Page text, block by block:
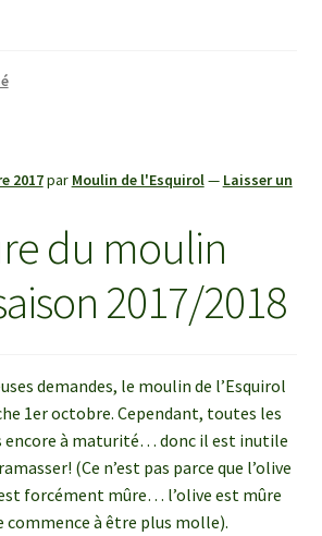
2017par Moulin de l'Esquirol— Laisser un
du moulin
2017/2018
demandes, le moulin de l’Esquirol
1er octobre. Cependant, toutes les
encore à maturité… donc il est inutile
(Ce n’est pas parce que l’olive
forcément mûre… l’olive est mûre
commence à être plus molle).